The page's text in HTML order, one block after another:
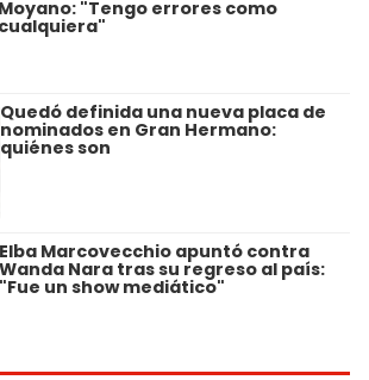
Moyano: "Tengo errores como
cualquiera"
Quedó definida una nueva placa de
nominados en Gran Hermano:
quiénes son
Elba Marcovecchio apuntó contra
Wanda Nara tras su regreso al país:
"Fue un show mediático"